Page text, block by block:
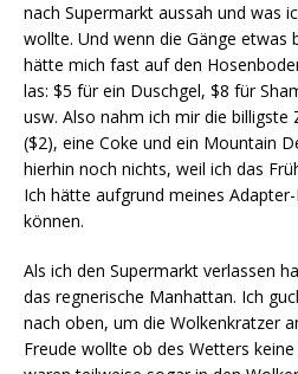
nach Supermarkt aussah und was
wollte. Und wenn die Gänge etwas
hätte mich fast auf den
las: $5 für ein Duschgel, $8 für
usw. Also nahm ich mir die billigste
($2), eine Coke und ein Mountain
hierhin noch nichts, weil ich das
Ich hätte aufgrund meines
können.
Als ich den Supermarkt verlassen
das regnerische Manhattan. Ich
nach oben, um die Wolkenkratzer
Freude wollte ob des Wetters